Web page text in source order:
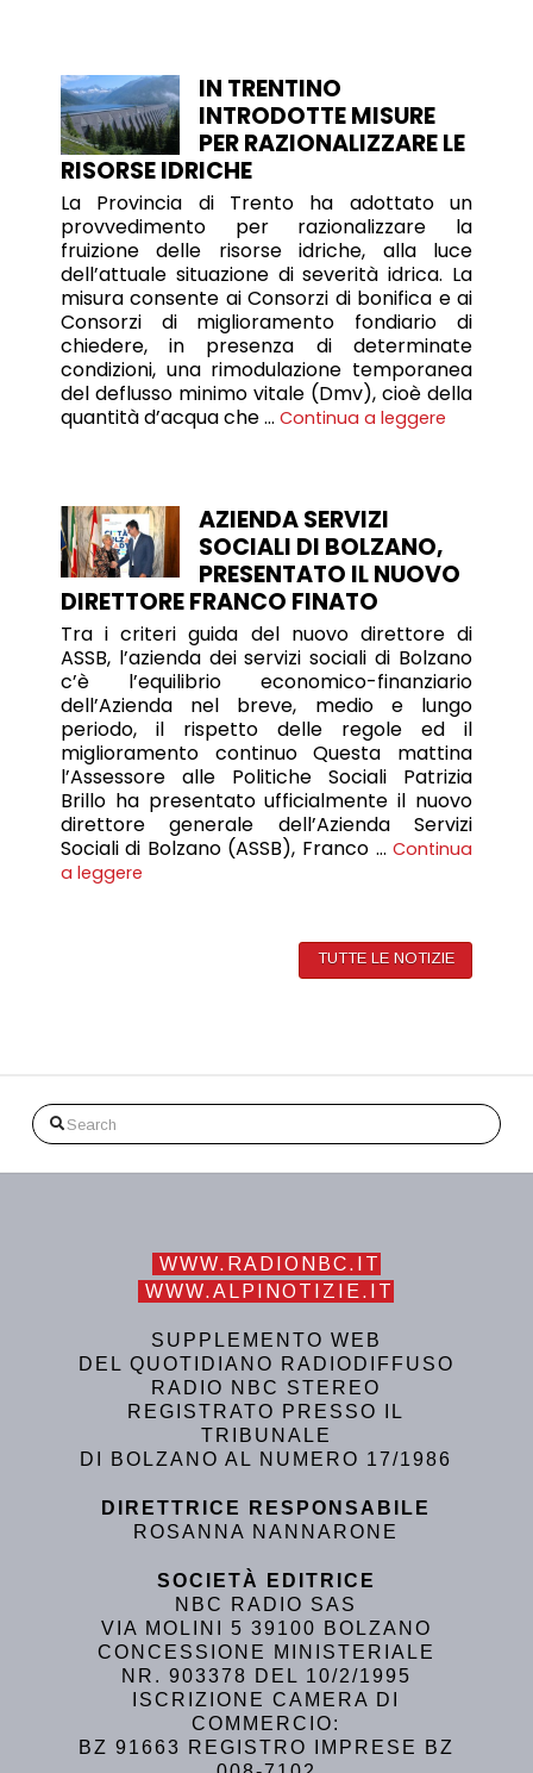
IN TRENTINO
INTRODOTTE MISURE
PER RAZIONALIZZARE LE
RISORSE IDRICHE
La Provincia di Trento ha adottato un
provvedimento per razionalizzare la
fruizione delle risorse idriche, alla luce
dell’attuale situazione di severità idrica. La
misura consente ai Consorzi di bonifica e ai
Consorzi di miglioramento fondiario di
chiedere, in presenza di determinate
condizioni, una rimodulazione temporanea
del deflusso minimo vitale (Dmv), cioè della
quantità d’acqua che … Continua a leggere
AZIENDA SERVIZI
SOCIALI DI BOLZANO,
PRESENTATO IL NUOVO
DIRETTORE FRANCO FINATO
Tra i criteri guida del nuovo direttore di
ASSB, l’azienda dei servizi sociali di Bolzano
c’è l’equilibrio economico-finanziario
dell’Azienda nel breve, medio e lungo
periodo, il rispetto delle regole ed il
miglioramento continuo Questa mattina
l’Assessore alle Politiche Sociali Patrizia
Brillo ha presentato ufficialmente il nuovo
direttore generale dell’Azienda Servizi
Sociali di Bolzano (ASSB), Franco …Continua
a leggere
TUTTE LE NOTIZIE
Search
WWW.RADIONBC.IT
WWW.ALPINOTIZIE.IT
SUPPLEMENTO WEB
DEL QUOTIDIANO RADIODIFFUSO
RADIO NBC STEREO
REGISTRATO PRESSO IL
TRIBUNALE
DI BOLZANO AL NUMERO 17/1986
DIRETTRICE RESPONSABILE
ROSANNA NANNARONE
SOCIETÀ EDITRICE
NBC RADIO SAS
VIA MOLINI 5 39100 BOLZANO
CONCESSIONE MINISTERIALE
NR. 903378 DEL 10/2/1995
ISCRIZIONE CAMERA DI
COMMERCIO:
BZ 91663 REGISTRO IMPRESE BZ